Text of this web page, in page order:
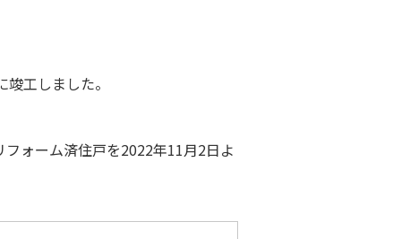
工しました。
ォーム済住戸を2022年11月2日よ